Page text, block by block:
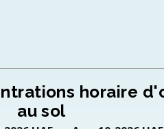
horaire
au sol